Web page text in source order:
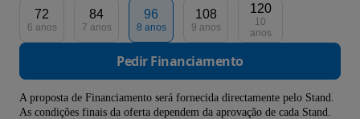
72
6 anos
84
7 anos
96
8 anos
108
9 anos
120
10
anos
Pedir Financiamento
A proposta de Financiamento será fornecida directamente pelo Stand.
As condições finais da oferta dependem da aprovação de cada Stand.